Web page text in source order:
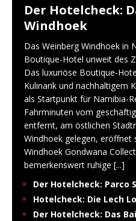
Der Hotelcheck:
Windhoek
Das Weinberg Windhoek in
Boutique-Hotel unweit des
Das luxuriöse Boutique-
Kulinarik und nachhaltigem
als Startpunkt für Namibia-
Fahrminuten vom
entfernt, am östlichen
Windhoek gelegen, eröffnet
Windhoek Gondwana
bemerkenswert ruhige [...]
Der Hotelcheck: Parco
Hotelcheck: Die Lech
Der Hotelcheck: Das